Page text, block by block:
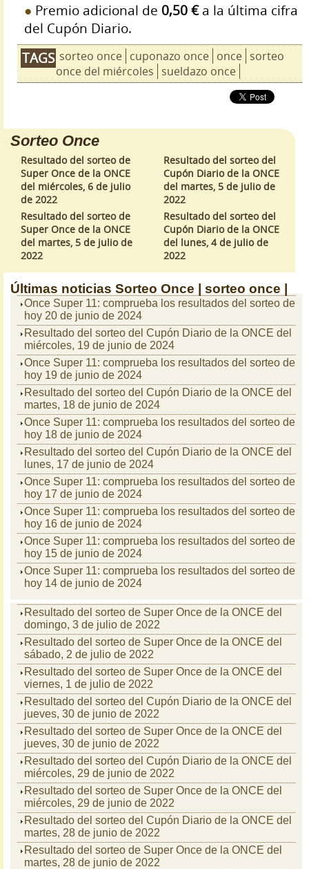
Premio adicional de 0,50 €a la última cifra
del Cupón Diario.
TAGS sorteo once cuponazo once once sorteo
once del miércoles sueldazo once
Sorteo Once
Resultado del sorteo de
Super Once de la ONCE
del miércoles, 6 de julio
de 2022
Resultado del sorteo del
Cupón Diario de la ONCE
del martes, 5 de julio de
2022
Resultado del sorteo de
Super Once de la ONCE
del martes, 5 de julio de
2022
Resultado del sorteo del
Cupón Diario de la ONCE
del lunes, 4 de julio de
2022
Últimas noticias Sorteo Once | sorteo once |
Once Super 11: comprueba los resultados del sorteo de
hoy 20 de junio de 2024
Resultado del sorteo del Cupón Diario de la ONCE del
miércoles, 19 de junio de 2024
Once Super 11: comprueba los resultados del sorteo de
hoy 19 de junio de 2024
Resultado del sorteo del Cupón Diario de la ONCE del
martes, 18 de junio de 2024
Once Super 11: comprueba los resultados del sorteo de
hoy 18 de junio de 2024
Resultado del sorteo del Cupón Diario de la ONCE del
lunes, 17 de junio de 2024
Once Super 11: comprueba los resultados del sorteo de
hoy 17 de junio de 2024
Once Super 11: comprueba los resultados del sorteo de
hoy 16 de junio de 2024
Once Super 11: comprueba los resultados del sorteo de
hoy 15 de junio de 2024
Once Super 11: comprueba los resultados del sorteo de
hoy 14 de junio de 2024
Resultado del sorteo de Super Once de la ONCE del
domingo, 3 de julio de 2022
Resultado del sorteo de Super Once de la ONCE del
sábado, 2 de julio de 2022
Resultado del sorteo de Super Once de la ONCE del
viernes, 1 de julio de 2022
Resultado del sorteo del Cupón Diario de la ONCE del
jueves, 30 de junio de 2022
Resultado del sorteo de Super Once de la ONCE del
jueves, 30 de junio de 2022
Resultado del sorteo del Cupón Diario de la ONCE del
miércoles, 29 de junio de 2022
Resultado del sorteo de Super Once de la ONCE del
miércoles, 29 de junio de 2022
Resultado del sorteo del Cupón Diario de la ONCE del
martes, 28 de junio de 2022
Resultado del sorteo de Super Once de la ONCE del
martes, 28 de junio de 2022